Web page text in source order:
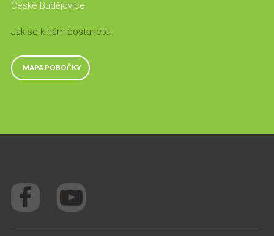
České Budějovice
Jak se k nám dostanete.
MAPA POBOČKY